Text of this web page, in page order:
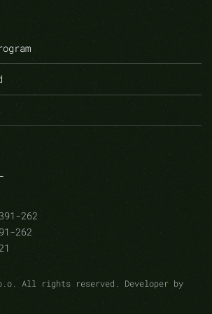
262
262
All rights reserved. Developer by